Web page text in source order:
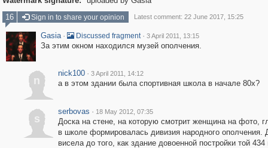
16
Sign in to share your opinion Latest comment: 22 June 2017, 15:25
Gasia · Discussed fragment · 3 April 2011, 13:15
За этим окном находился музей ополчения.
n
nick100 · 3 April 2011, 14:12
а в этом здании была спортивная школа в начале 80х?
s
serbovas · 18 May 2012, 07:35
Доска на стене, на которую смотрит женщина на фото,
в школе формировалась дивизия народного ополчения.
висела до того, как здание довоенной постройки той